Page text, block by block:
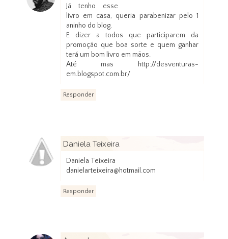
Já tenho esse
livro em casa, queria parabenizar pelo 1
aninho do blog.
E dizer a todos que participarem da
promoção que boa sorte e quem ganhar
terá um bom livro em mãos.
Até mas http://desventuras-
em.blogspot.com.br/
Responder
Daniela Teixeira
Daniela Teixeira
danielarteixeira@hotmail.com
Responder